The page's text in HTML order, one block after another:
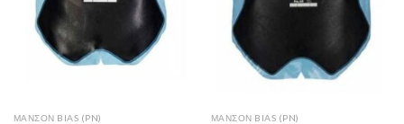
ΜΑΝΣΌΝ BIAS (PN) ΜΑΝΣΌΝ BIAS (PN)